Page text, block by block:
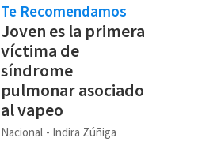
Te Recomendamos
Joven es la primera
víctima de
síndrome
pulmonar asociado
al vapeo
Nacional Indira Zúñiga